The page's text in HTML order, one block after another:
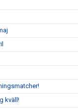
kväll!